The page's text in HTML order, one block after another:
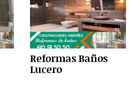
Reformas Baños
Lucero